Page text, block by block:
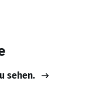
sehen.